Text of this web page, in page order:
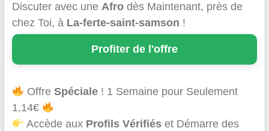
Discuter avec une Afrodès Maintenant, près de
chez Toi, à La-ferte-saint-samson !
Profiter de l'offre
OffreSpéciale ! 1 Semaine pour Seulement
1,14€
Accède aux Profils Vérifiés et Démarre des